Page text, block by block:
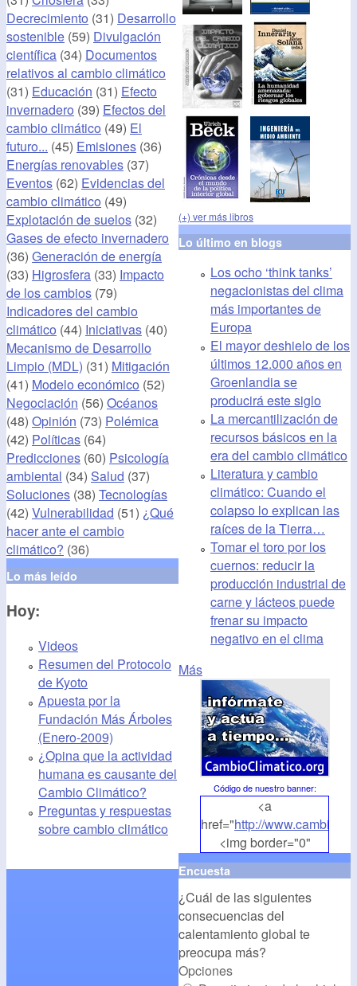
Decrecimiento (31) Desarrollo
sostenible (59) Divulgación
científica (34) Documentos
relativos al cambio climático
(31) Educación (31) Efecto
invernadero (39) Efectos del
cambio climático (49) El
futuro... (45) Emisiones (36)
Energías renovables (37)
Eventos (62) Evidencias del
cambio climático (49)
Explotación de suelos (32)
Gases de efecto invernadero
(36) Generación de energía
(33) Higrosfera (33) Impacto
de los cambios (79)
Indicadores del cambio
climático (44) Iniciativas (40)
Mecanismo de Desarrollo
Limpio (MDL) (31) Mitigación
(41) Modelo económico (52)
Negociación (56) Océanos
(48) Opinión (73) Polémica
(42) Políticas (64)
Predicciones (60) Psicología
ambiental (34) Salud (37)
Soluciones (38) Tecnologías
(42) Vulnerabilidad (51) ¿Qué
hacer ante el cambio
climático? (36)
Lo más leído
Hoy:
Videos
Resumen del Protocolo
de Kyoto
Apuesta por la
Fundación Más Árboles
(Enero-2009)
¿Opina que la actividad
humana es causante del
Cambio Climático?
Preguntas y respuestas
sobre cambio climático
(+) ver más libros
Lo último en blogs
Los ocho ‘think tanks’
negacionistas del clima
más importantes de
Europa
El mayor deshielo de los
últimos 12.000 años en
Groenlandia se
producirá este siglo
La mercantilización de
recursos básicos en la
era del cambio climático
Literatura y cambio
climático: Cuando el
colapso lo explican las
raíces de la Tierra…
Tomar el toro por los
cuernos: reducir la
producción industrial de
carne y lácteos puede
frenar su impacto
negativo en el clima
Más
Código de nuestro banner:
<a
href="http://
<img border="0"
align="middle"
src="http://
alt="CambioClimatico.org"
/></a>
Encuesta
¿Cuál de las siguientes
consecuencias del
calentamiento global te
preocupa más?
Opciones